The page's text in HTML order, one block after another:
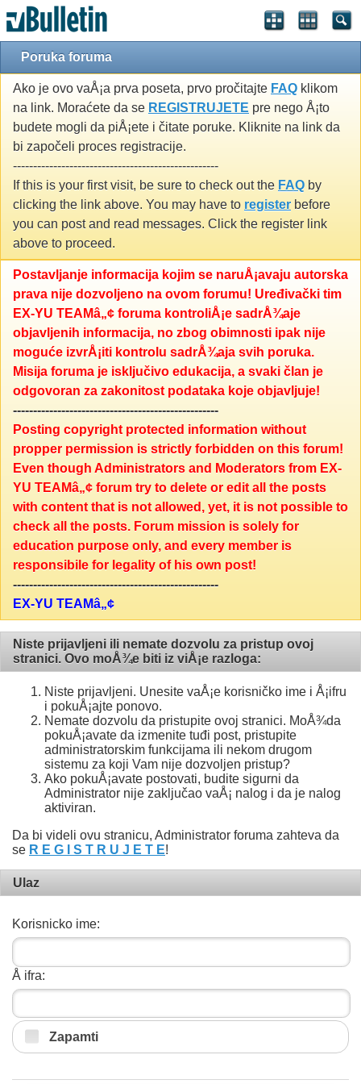
Poruka foruma
Ako je ovo vaÅ¡a prva poseta, prvo pročitajte FAQ klikom
na link. Moraćete da se REGISTRUJETE pre nego Å¡to
budete mogli da piÅ¡ete i čitate poruke. Kliknite na link da
bi započeli proces registracije.
---------------------------------------------------
If this is your first visit, be sure to check out the FAQ by
clicking the link above. You may have to register before
you can post and read messages. Click the register link
above to proceed.
Postavljanje informacija kojim se naruÅ¡avaju autorska
prava nije dozvoljeno na ovom forumu! Uređivački tim
EX-YU TEAMâ„¢ foruma kontroliÅ¡e sadrÅ¾aje
objavljenih informacija, no zbog obimnosti ipak nije
moguće izvrÅ¡iti kontrolu sadrÅ¾aja svih poruka.
Misija foruma je isključivo edukacija, a svaki član je
odgovoran za zakonitost podataka koje objavljuje!
---------------------------------------------------
Posting copyright protected information without
propper permission is strictly forbidden on this forum!
Even though Administrators and Moderators from EX-
YU TEAMâ„¢ forum try to delete or edit all the posts
with content that is not allowed, yet, it is not possible to
check all the posts. Forum mission is solely for
education purpose only, and every member is
responsibile for legality of his own post!
---------------------------------------------------
EX-YU TEAMâ„¢
Niste prijavljeni ili nemate dozvolu za pristup ovoj
stranici. Ovo moÅ¾e biti iz viÅ¡e razloga:
Niste prijavljeni. Unesite vaÅ¡e korisničko ime i Å¡ifru
i pokuÅ¡ajte ponovo.
Nemate dozvolu da pristupite ovoj stranici. MoÅ¾da
pokuÅ¡avate da izmenite tuđi post, pristupite
administratorskim funkcijama ili nekom drugom
sistemu za koji Vam nije dozvoljen pristup?
Ako pokuÅ¡avate postovati, budite sigurni da
Administrator nije zaključao vaÅ¡ nalog i da je nalog
aktiviran.
Da bi videli ovu stranicu, Administrator foruma zahteva da
se R E G I S T R U J E T E!
Ulaz
Korisnicko ime:
Å ifra:
Zapamti